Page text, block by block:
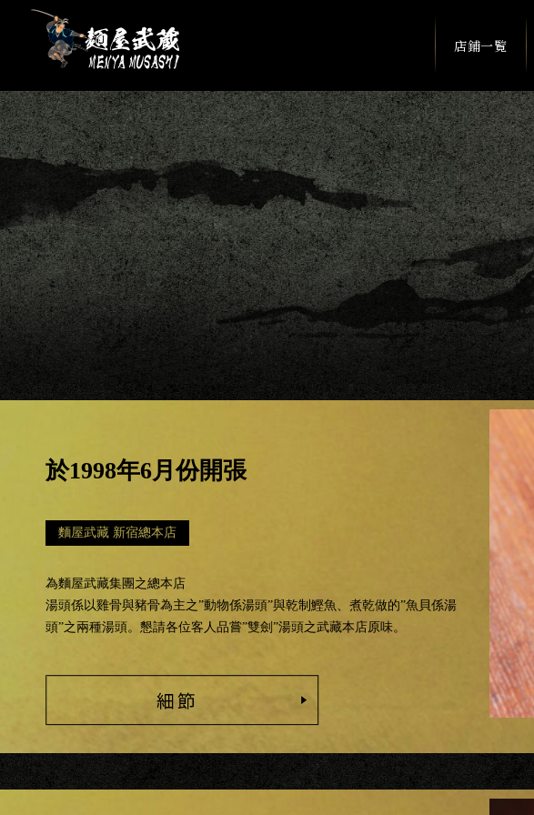
店鋪一覧
於1998年6月份開張
麵屋武藏 新宿總本店
為麵屋武藏集團之總本店
湯頭係以雞骨與豬骨為主之”動物係湯頭”與乾制鰹魚、煮乾做的”魚貝係湯
頭”之兩種湯頭。懇請各位客人品嘗”雙劍”湯頭之武藏本店原味。